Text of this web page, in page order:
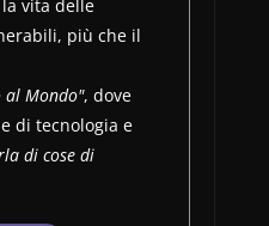
vita delle
più che il
al Mondo", dove
di tecnologia e
di cose di